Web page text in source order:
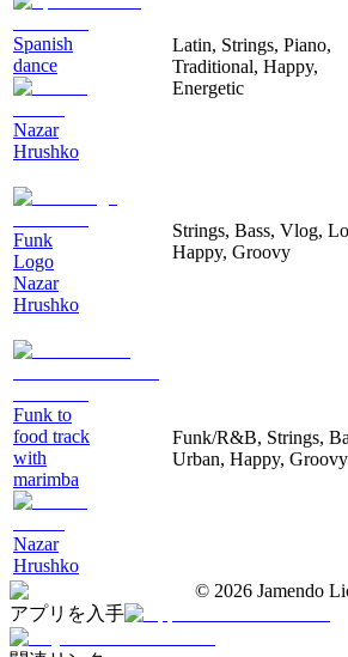
Spanish
dance
Nazar
Hrushko
Latin, Strings, Piano,
Traditional, Happy,
Energetic
Funk
Logo
Nazar
Hrushko
Strings, Bass, Vlog,
Happy, Groovy
Funk to
food track
with
marimba
Nazar
Hrushko
Funk/R&B, Strings,
Urban, Happy, Groovy
© 2026 Jamendo
アプリを入手